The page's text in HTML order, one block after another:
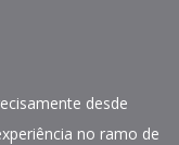
desde
no ramo de